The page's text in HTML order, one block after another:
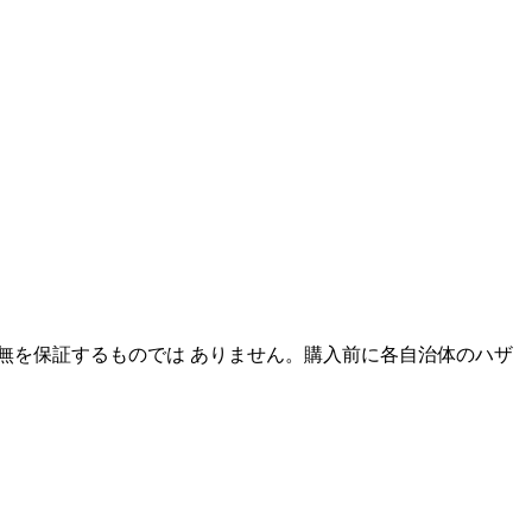
を保証するものでは ありません。購入前に各自治体のハザ